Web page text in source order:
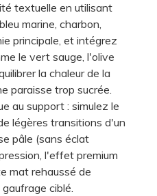
textuelle en utilisant
marine, charbon,
principale, et intégrez
le vert sauge, l'olive
la chaleur de la
paraisse trop sucrée.
au support : simulez le
légères transitions d'un
pâle (sans éclat
l'effet premium
mat rehaussé de
ciblé.